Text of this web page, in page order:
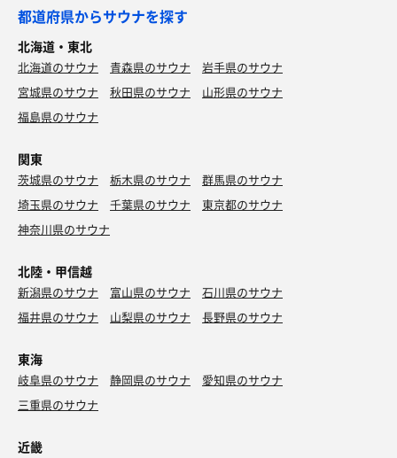
どれも美味しくてお酒と会話が進んだ。
麦茶
ハイボール
麦茶
都道府県からサウナを探す
北海道・東北
北海道のサウナ 青森県のサウナ
岩手県のサウナ
宮城県のサウナ
秋田県のサウナ
山形県のサウナ
福島県のサウナ
関東
茨城県のサウナ 栃木県のサウナ
群馬県のサウナ
埼玉県のサウナ
千葉県のサウナ
東京都のサウナ
神奈川県のサウナ
北陸・甲信越
新潟県のサウナ 富山県のサウナ
石川県のサウナ
福井県のサウナ
山梨県のサウナ 長野県のサウナ
東海
岐阜県のサウナ 静岡県のサウナ
愛知県のサウナ
三重県のサウナ
近畿